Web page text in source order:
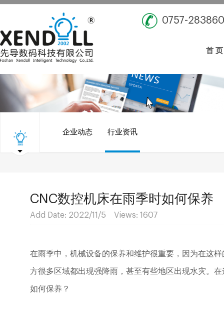
0757-
首 页
企业动态 行业资讯
CNC数控机床在雨季时如何保养
Add Date: 2022/11/5 Views: 1607
在雨季中，机械设备的保养和维护很重要，因为在这
方很多区域都出现强降雨，甚至有些地区出现水灾。
如何保养？